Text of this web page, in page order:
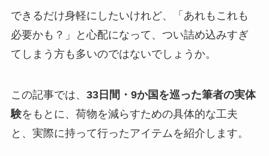
できるだけ身軽にしたいけれど、「あれもこれも
必要かも？」と心配になって、つい詰め込みすぎ
てしまう方も多いのではないでしょうか。
この記事では、 33日間・9か国を巡った筆者の実体
験をもとに、荷物を減らすための具体的な工夫
と、実際に持って行ったアイテムを紹介します。